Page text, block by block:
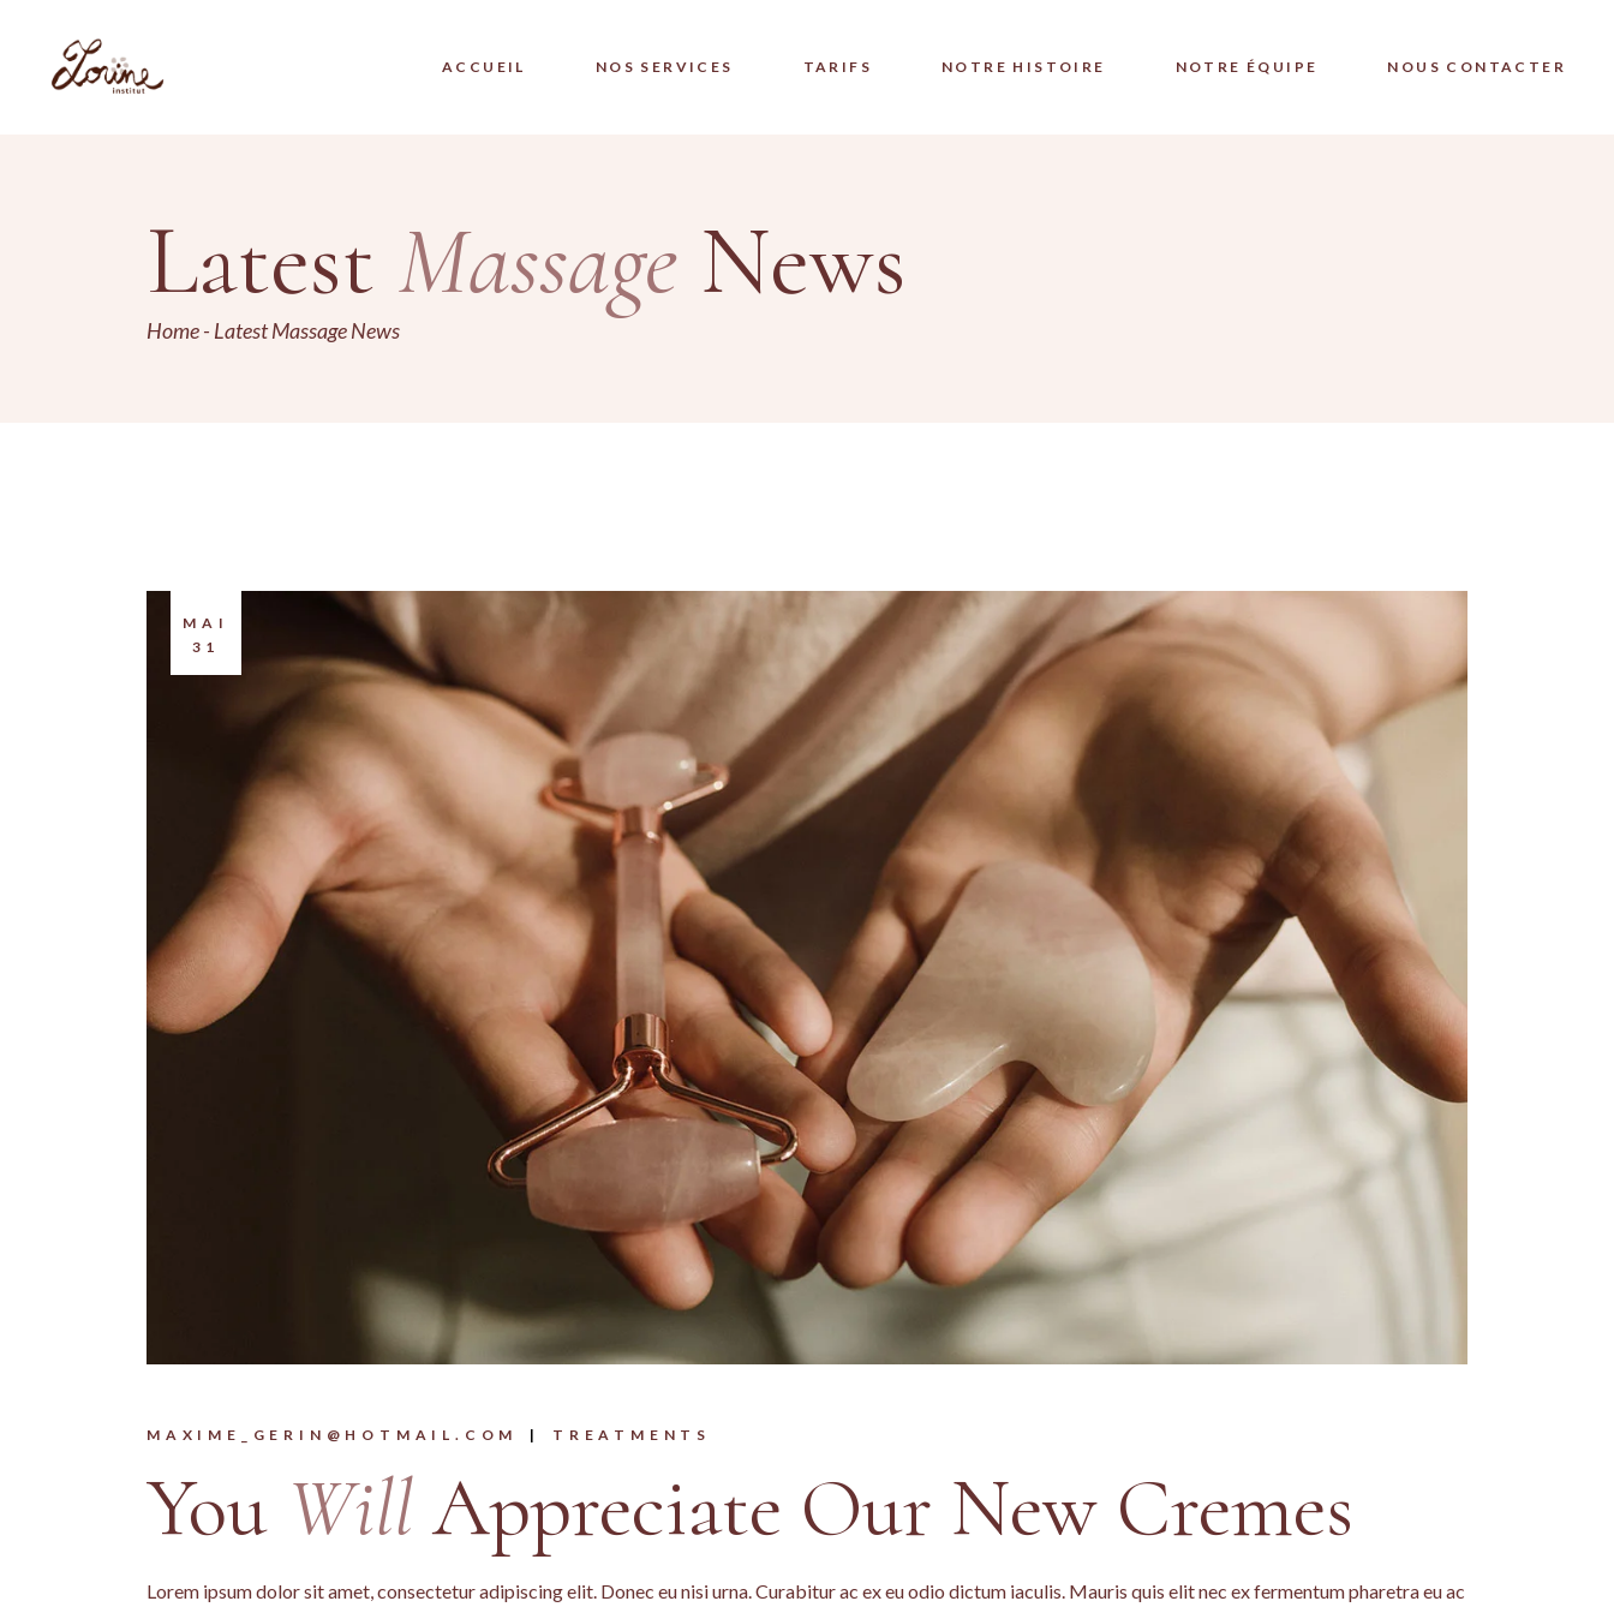
ACCUEIL NOS SERVICES TARIFS NOTRE HISTOIRE NOTRE ÉQUIPE NOUS CONTACTER
Latest Massage News
Home Latest Massage News
MAI
31
MAXIME_GERIN@HOTMAIL.COM TREATMENTS
You WillAppreciate Our New Cremes
Lorem ipsum dolor sit amet, consectetur adipiscing elit. Donec eu nisi urna. Curabitur ac ex eu odio dictum iaculis. Mauris quis elit nec ex fermentum pharetra eu ac